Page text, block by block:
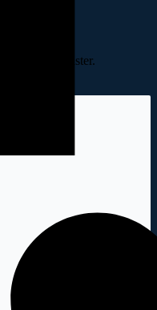
scale 10x faster.